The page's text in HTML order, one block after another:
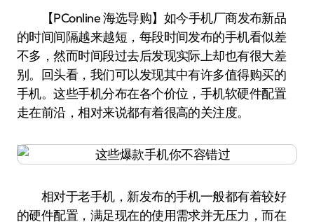
【PConline 海选导购】如今手机厂商发布新品
的时间间隔越来越短，每段时间发布的手机看似差
不多，然而时间段过去后发现实际上却也有很大差
别。回头看，我们可以发现其中有许多值得购买的
手机。这些手机分布在各个价位，手机软硬件配置
走在前沿，相对来说都有着很高的关注度。
相对于老手机，新发布的手机一般都有着较好
的硬件配置，满足现在的使用需求并无压力，而在